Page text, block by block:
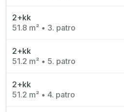
2+kk
51.8 m² • 3. patro
2+kk
51.2 m² • 5. patro
2+kk
51.2 m² • 4. patro